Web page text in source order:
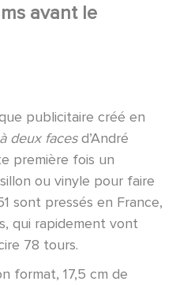
avant le
publicitaire créé en
deux facesd’André
première fois un
ou vinyle pour faire
sont pressés en France,
qui rapidement vont
78 tours.
format, 17,5 cm de